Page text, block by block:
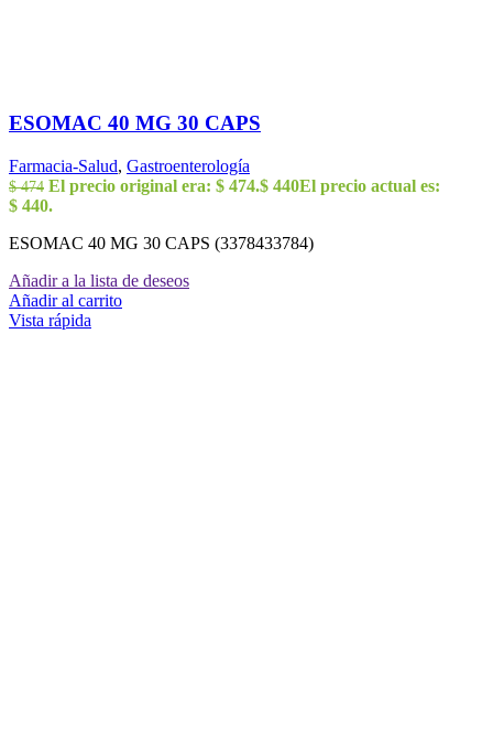
ESOMAC 40 MG 30 CAPS
Farmacia-Salud, Gastroenterología
$474 El precio original era: $ 474.$ 440El precio actual es:
$ 440.
ESOMAC 40 MG 30 CAPS (3378433784)
Añadir a la lista de deseos
Añadir al carrito
Vista rápida